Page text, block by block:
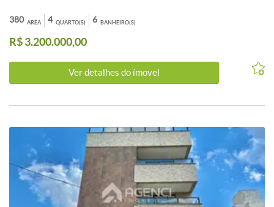
ÁREA
380 QUARTO(S)
4 BANHEIRO(S)
6
R$ 3.200.000,00
Ver detalhes do ímovel